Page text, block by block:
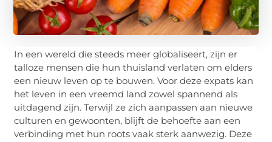
In een wereld die steeds meer globaliseert, zijn er
talloze mensen die hun thuisland verlaten om elders
een nieuw leven op te bouwen. Voor deze expats kan
het leven in een vreemd land zowel spannend als
uitdagend zijn. Terwijl ze zich aanpassen aan nieuwe
culturen en gewoonten, blijft de behoefte aan een
verbinding met hun roots vaak sterk aanwezig. Deze